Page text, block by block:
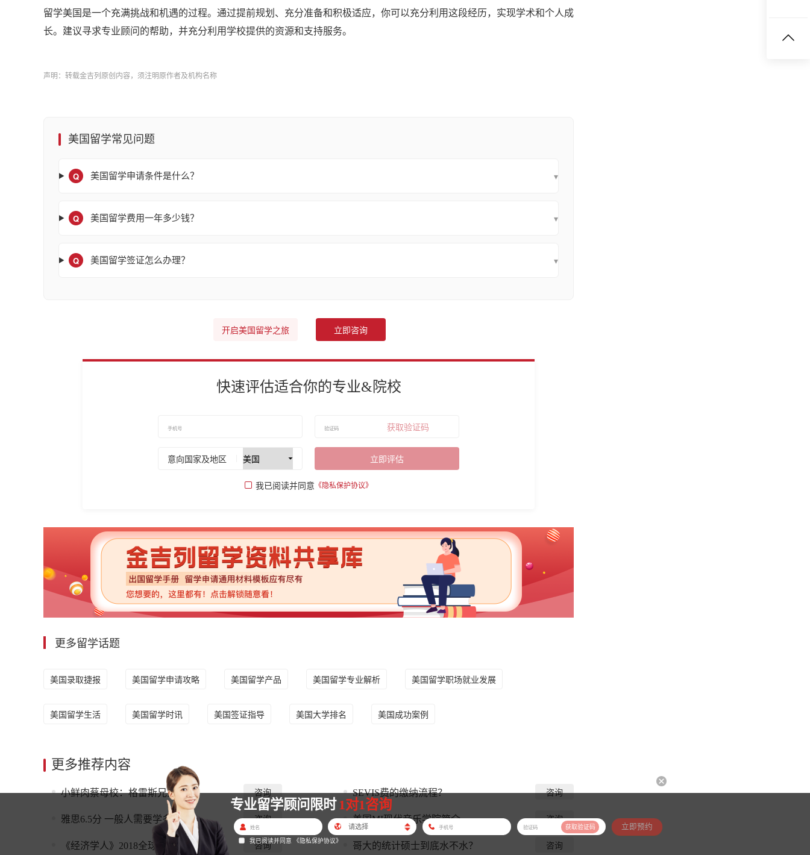
留学美国是一个充满挑战和机遇的过程。通过提前规划、充分准备和积极适应，你可以充分利用这段经历，实现学术和个人成
长。建议寻求专业顾问的帮助，并充分利用学校提供的资源和支持服务。
声明：转载金吉列原创内容，须注明原作者及机构名称
美国留学常见问题
Q 美国留学申请条件是什么？ ▾
Q 美国留学费用一年多少钱？ ▾
Q 美国留学签证怎么办理？ ▾
开启美国留学之旅 立即咨询
快速评估适合你的专业&院校
获取验证码
意向国家及地区 立即评估
我已阅读并同意 《隐私保护协议》
更多留学话题
美国录取捷报 美国留学申请攻略 美国留学产品 美国留学专业解析 美国留学职场就业发展
美国留学生活 美国留学时讯 美国签证指导 美国大学排名 美国成功案例
更多推荐内容
小鲜肉蔡母校：格雷斯兄弟学校 咨询 SEVIS费的缴纳流程？ 咨询
雅思6.5分 一般人需要学多久 咨询 美国MI现代音乐学院简介 咨询
《经济学人》2018全球商学院排名... 咨询 哥大的统计硕士到底水不水？ 咨询
专业留学顾问限时1对1咨询
获取验证码
立即预约
我已阅读并同意
《隐私保护协议》